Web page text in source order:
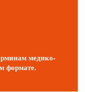
медико-
формате.